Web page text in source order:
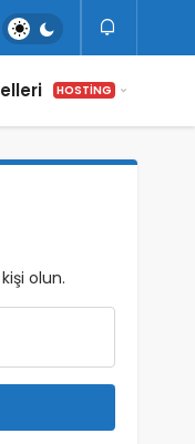
HOSTING
olun.